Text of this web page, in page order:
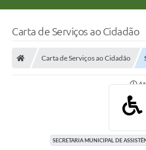
Concursos e Processos Seletivos
Carta de Serviços ao Cidadão
Carta de Serviços ao Cidadão
SECRETARIA MUNICIPAL DE